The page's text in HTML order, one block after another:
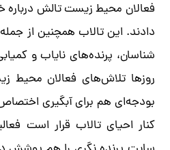
فعالان محیط زیست تالش
دادند. این تالاب همچنین از
شناسان، پرنده‌های نایاب و
روزها تلاش‌های فعالان محیط
بودجه‌ای هم برای آبگیری
کنار احیای تالاب قرار است